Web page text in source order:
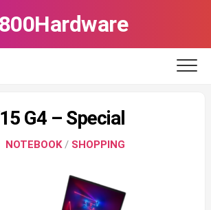
G4 – Special
NOTEBOOK/ SHOPPING